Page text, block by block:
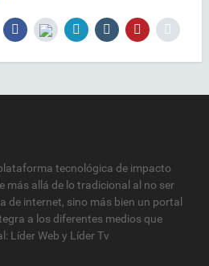
tecnológica de impacto
más allá de lo tradicional al no ser
de internet, sino más bien un portal
a los diferentes medios que
Líder Web y Líder Tv